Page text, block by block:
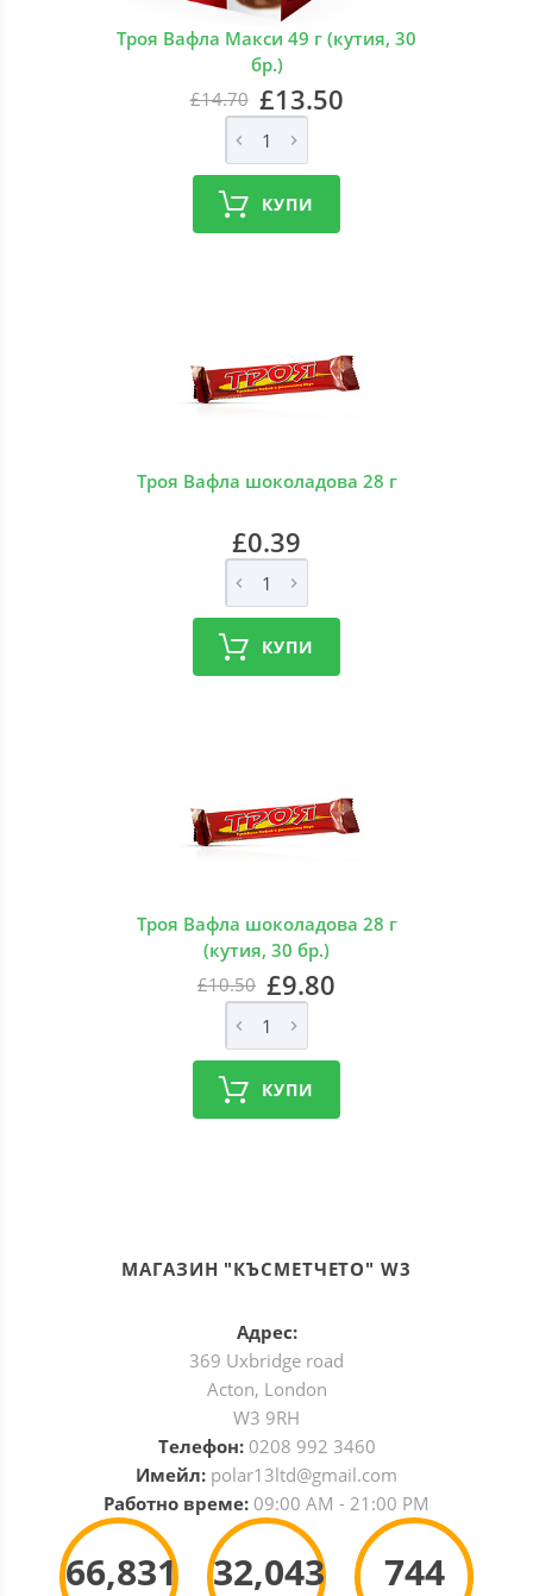
Троя Вафла Макси 49 г (кутия, 30
бр.)
£14.70 £13.50
КУПИ
Троя Вафла шоколадова 28 г
£0.39
КУПИ
Троя Вафла шоколадова 28 г
(кутия, 30 бр.)
£10.50 £9.80
КУПИ
МАГАЗИН "КЪСМЕТЧЕТО" W3
Адрес:
369 Uxbridge road
Acton, London
W3 9RH
Телефон: 0208 992 3460
Имейл: polar13ltd@gmail.com
Работно време: 09:00 AM - 21:00 PM
66,831 32,043 744